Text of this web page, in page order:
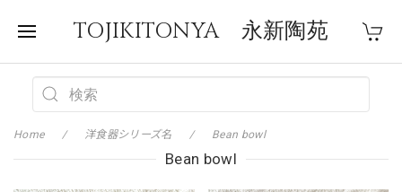
TOJIKITONYA 永新陶苑
Home 洋食器シリーズ名 Bean bowl
Bean bowl